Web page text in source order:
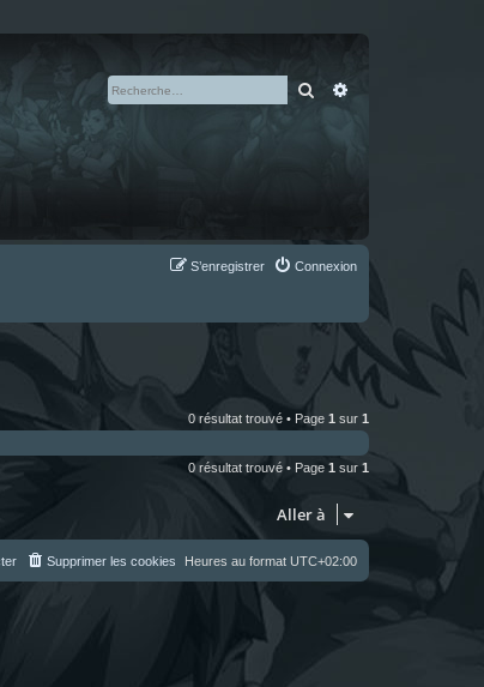
Rechercher
Connexion
S’enregistrer
0 résultat trouvé • Page 1 sur 1
0 résultat trouvé • Page 1 sur 1
Aller à
Heures au format UTC+02:00
Supprimer les cookies